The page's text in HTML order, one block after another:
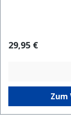
Regulärer Preis:
29,95 €
Zum